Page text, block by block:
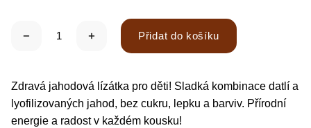
Přidat do košíku
Zdravá jahodová lízátka pro děti! Sladká kombinace datlí a
lyofilizovaných jahod, bez cukru, lepku a barviv. Přírodní
energie a radost v každém kousku!